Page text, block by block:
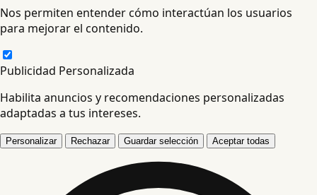
Nos permiten entender cómo interactúan los usuarios
para mejorar el contenido.
Publicidad Personalizada
Habilita anuncios y recomendaciones personalizadas
adaptadas a tus intereses.
Personalizar Rechazar Guardar selección Aceptar todas